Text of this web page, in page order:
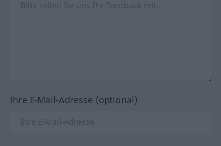
Ihre E-Mail-Adresse (optional)